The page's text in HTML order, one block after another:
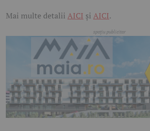
Mai multe detalii AICI și AICI.